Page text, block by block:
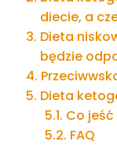
diecie, a
Dieta
będzie
Dieta
Co
FAQ